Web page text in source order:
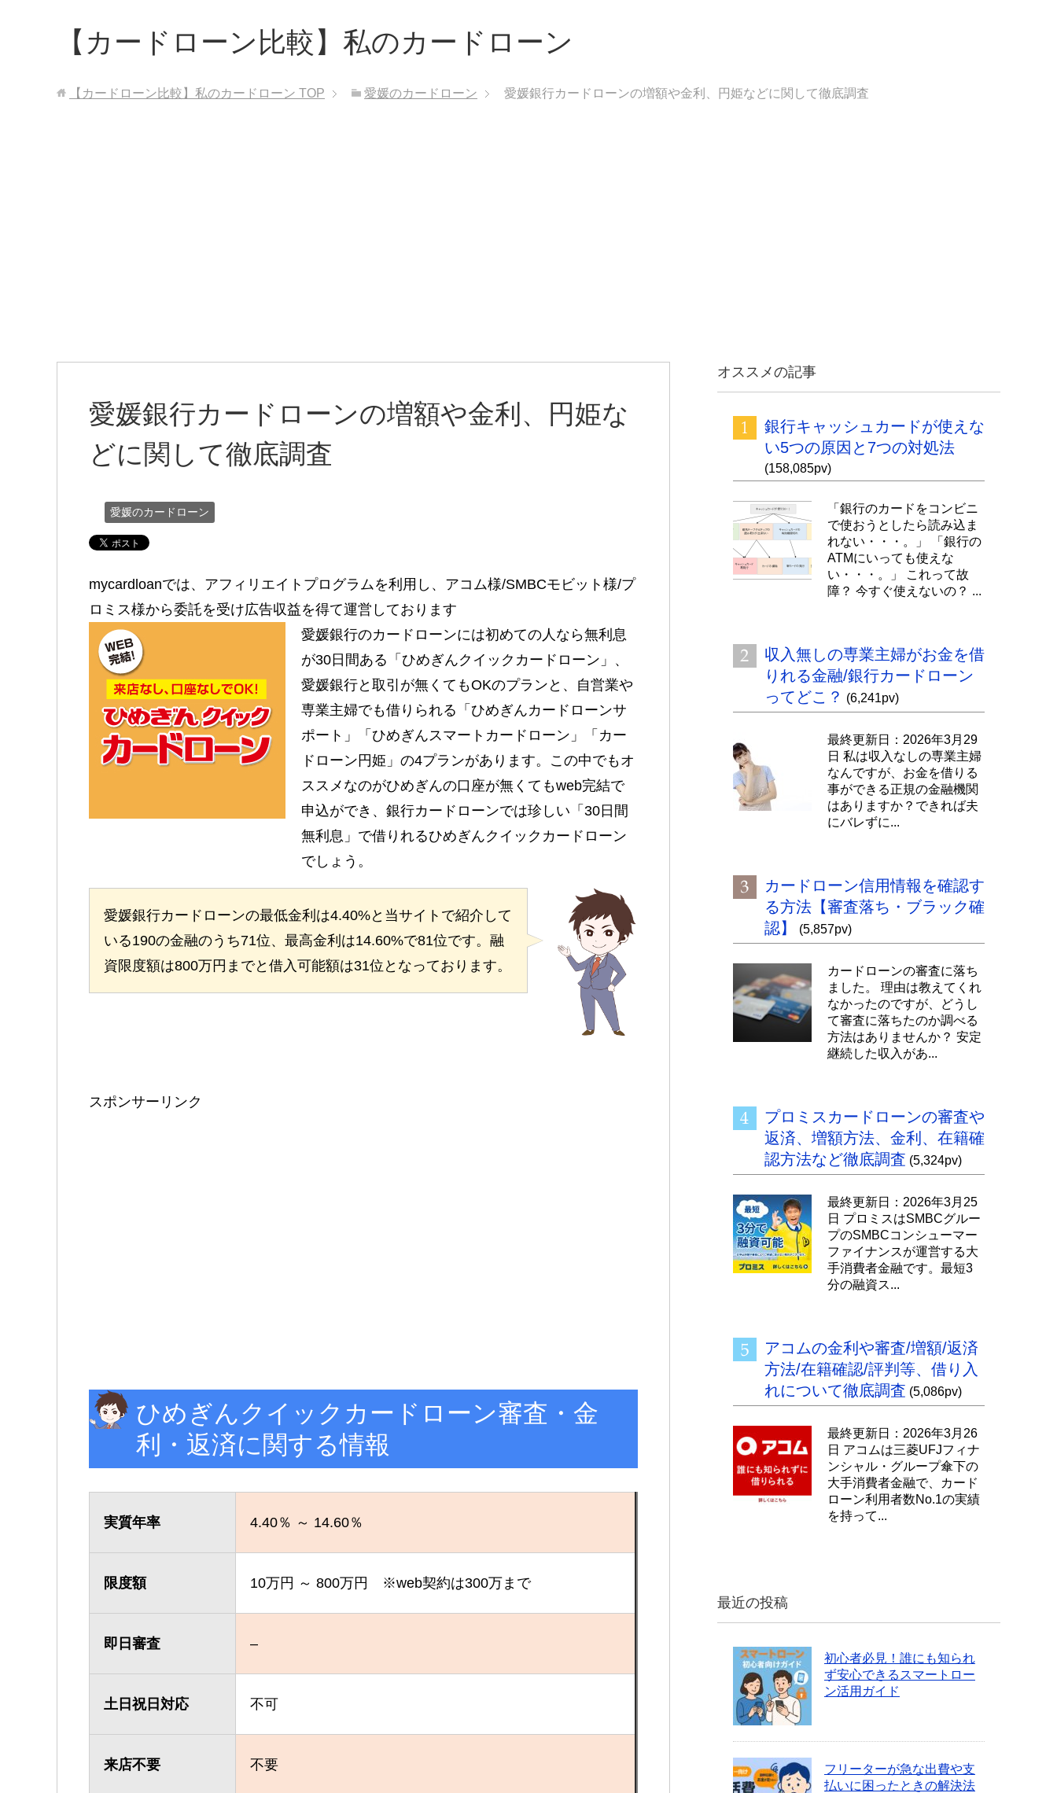
【カードローン比較】私のカードローン
【カードローン比較】私のカードローン TOP 愛媛のカードローン 愛媛銀行カードローンの増額や金利、円姫などに関して徹底調査
愛媛銀行カードローンの増額や金利、円姫な
どに関して徹底調査
愛媛のカードローン
mycardloanでは、アフィリエイトプログラムを利用し、アコム様/SMBCモビット様/プ
ロミス様から委託を受け広告収益を得て運営しております
愛媛銀行のカードローンには初めての人なら無利息
が30日間ある「ひめぎんクイックカードローン」、
愛媛銀行と取引が無くてもOKのプランと、自営業や
専業主婦でも借りられる「ひめぎんカードローンサ
ポート」「ひめぎんスマートカードローン」「カー
ドローン円姫」の4プランがあります。この中でもオ
ススメなのがひめぎんの口座が無くてもweb完結で
申込ができ、銀行カードローンでは珍しい「30日間
無利息」で借りれるひめぎんクイックカードローン
でしょう。
愛媛銀行カードローンの最低金利は4.40%と当サイトで紹介して
いる190の金融のうち71位、最高金利は14.60%で81位です。融
資限度額は800万円までと借入可能額は31位となっております。
スポンサーリンク
ひめぎんクイックカードローン審査・金
利・返済に関する情報
実質年率 4.40％ ～ 14.60％
限度額 10万円 ～ 800万円 ※web契約は300万まで
即日審査 –
土日祝日対応 不可
来店不要 不要
オススメの記事
銀行キャッシュカードが使えな
い5つの原因と7つの対処法
(158,085pv)
「銀行のカードをコンビニ
で使おうとしたら読み込ま
れない・・・。」 「銀行の
ATMにいっても使えな
い・・・。」 これって故
障？ 今すぐ使えないの？ ...
収入無しの専業主婦がお金を借
りれる金融/銀行カードローン
ってどこ？ (6,241pv)
最終更新日：2026年3月29
日 私は収入なしの専業主婦
なんですが、お金を借りる
事ができる正規の金融機関
はありますか？できれば夫
にバレずに...
カードローン信用情報を確認す
る方法【審査落ち・ブラック確
認】
(5,857pv)
カードローンの審査に落ち
ました。 理由は教えてくれ
なかったのですが、どうし
て審査に落ちたのか調べる
方法はありませんか？ 安定
継続した収入があ...
プロミスカードローンの審査や
返済、増額方法、金利、在籍確
認方法など徹底調査 (5,324pv)
最終更新日：2026年3月25
日 プロミスはSMBCグルー
プのSMBCコンシューマー
ファイナンスが運営する大
手消費者金融です。最短3
分の融資ス...
アコムの金利や審査/増額/返済
方法/在籍確認/評判等、借り入
れについて徹底調査 (5,086pv)
最終更新日：2026年3月26
日 アコムは三菱UFJフィナ
ンシャル・グループ傘下の
大手消費者金融で、カード
ローン利用者数No.1の実績
を持って...
最近の投稿
初心者必見！誰にも知られ
ず安心できるスマートロー
ン活用ガイド
フリーターが急な出費や支
払いに困ったときの解決法